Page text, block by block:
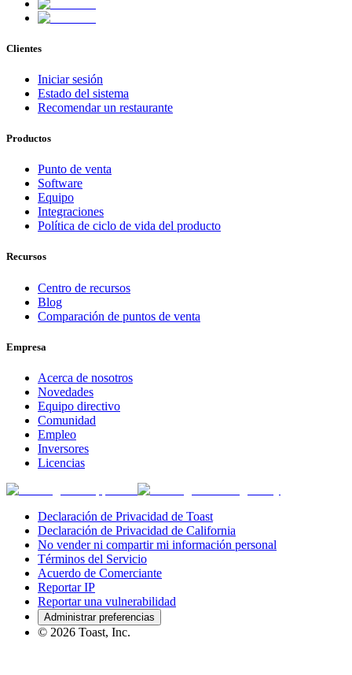
Clientes
Iniciar sesión
Estado del sistema
Recomendar un restaurante
Productos
Punto de venta
Software
Equipo
Integraciones
Política de ciclo de vida del producto
Recursos
Centro de recursos
Blog
Comparación de puntos de venta
Empresa
Acerca de nosotros
Novedades
Equipo directivo
Comunidad
Empleo
Inversores
Licencias
Declaración de Privacidad de Toast
Declaración de Privacidad de California
No vender ni compartir mi información personal
Términos del Servicio
Acuerdo de Comerciante
Reportar IP
Reportar una vulnerabilidad
Administrar preferencias
© 2026 Toast, Inc.